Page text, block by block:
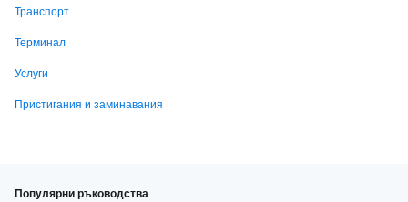
Транспорт
Терминал
Услуги
Пристигания и заминавания
Популярни ръководства